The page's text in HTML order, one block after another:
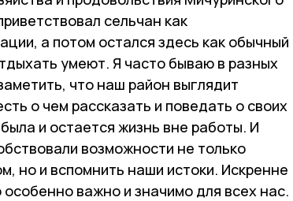
сельчан как
а потом остался здесь как обычный
умеют. Я часто бываю в разных
что наш район выглядит
о чем рассказать и поведать о своих
и остается жизнь вне работы. И
возможности не только
но и вспомнить наши истоки. Искренне
важно и значимо для всех нас.